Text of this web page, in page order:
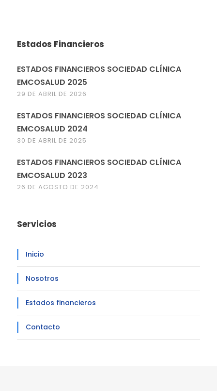
Estados Financieros
ESTADOS FINANCIEROS SOCIEDAD CLÍNICA
EMCOSALUD 2025
29 DE ABRIL DE 2026
ESTADOS FINANCIEROS SOCIEDAD CLÍNICA
EMCOSALUD 2024
30 DE ABRIL DE 2025
ESTADOS FINANCIEROS SOCIEDAD CLÍNICA
EMCOSALUD 2023
26 DE AGOSTO DE 2024
Servicios
Inicio
Nosotros
Estados financieros
Contacto